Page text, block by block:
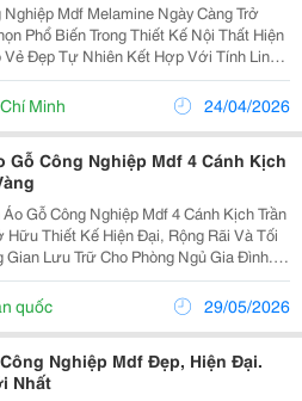
Mdf Melamine Ngày Càng Trở
Phổ Biến Trong Thiết Kế Nội Thất Hiện
Đẹp Tự Nhiên Kết Hợp Với Tính Linh
Với Mức Giá Phù Hợp, Đồng Thời Vẫn
Độ Bền Và Thẩm Mỹ. Hãy Cùng...
Minh 24/04/2026
Gỗ Công Nghiệp Mdf 4 Cánh Kịch
Gỗ Công Nghiệp Mdf 4 Cánh Kịch Trần
Hữu Thiết Kế Hiện Đại, Rộng Rãi Và Tối
Gian Lưu Trữ Cho Phòng Ngủ Gia Đình.
Màu Vàng Vân Gỗ Nhẹ Và Cánh
Giác Thanh Lịch, Sáng Thoáng Và Dễ
quốc 29/05/2026
Nghiệp Mdf Đẹp, Hiện Đại.
Nhất